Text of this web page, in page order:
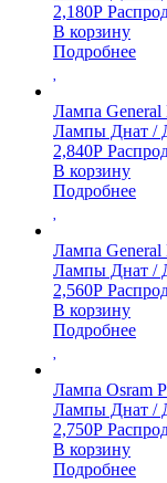
2,180Р
В корзину
Подробнее
Лампа
Лампы Днат /
2,840Р
В корзину
Подробнее
Лампа
Лампы Днат /
2,560Р
В корзину
Подробнее
Лампа Osram
Лампы Днат /
2,750Р
В корзину
Подробнее